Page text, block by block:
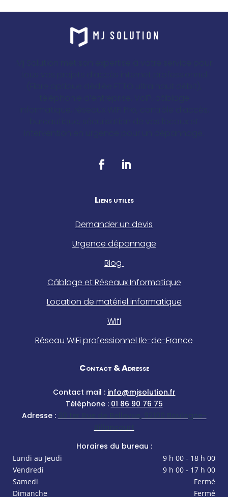
Liens utiles
Demander un devis
Urgence dépannage
Blog
Câblage et Réseaux Informatique
Location de matériel informatique
Wifi
Réseau WiFi professionnel Ile-de-France
Contact & Adresse
Contact mail : info@mjsolution.fr
Téléphone : 01 86 90 76 75
Adresse :
Horaires du bureau :
Lundi au Jeudi
9 h 00 - 18 h 00
Vendredi
9 h 00 - 17 h 00
Samedi
Fermé
Dimanche
Fermé